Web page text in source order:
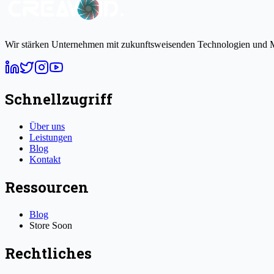
Wir stärken Unternehmen mit zukunftsweisenden Technologien und
Schnellzugriff
Über uns
Leistungen
Blog
Kontakt
Ressourcen
Blog
Store Soon
Rechtliches